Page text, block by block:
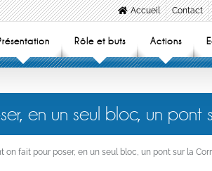
Accueil Contact
Rôle et buts Actions
en un seul bloc, un pont
on fait pour poser, en un seul bloc, un pont sur la